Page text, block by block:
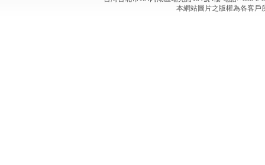
本網站圖片之版權為各客戶